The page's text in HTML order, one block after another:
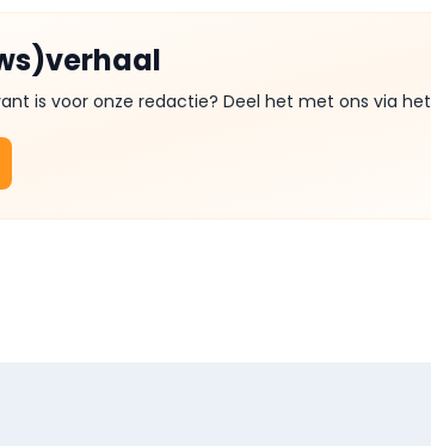
is voor onze redactie? Deel het met ons via het